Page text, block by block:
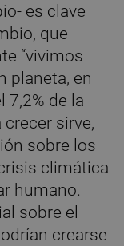
es clave
que
“vivimos
planeta, en
7,2% de la
sirve,
sobre los
climática
humano.
sobre el
crearse